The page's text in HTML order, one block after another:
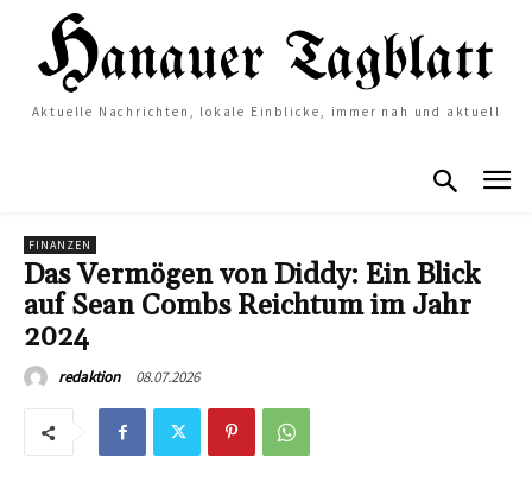
Aktuelle Nachrichten, lokale Einblicke, immer nah und aktuell
FINANZEN
Das Vermögen von Diddy: Ein Blick
auf Sean Combs Reichtum im Jahr
2024
redaktion 08.07.2026